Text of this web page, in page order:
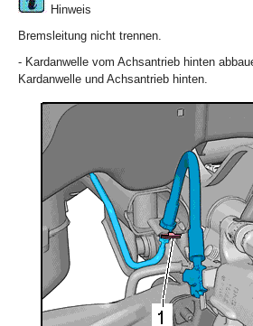
Hinweis
Bremsleitung nicht trennen.
- Kardanwelle vom Achsantrieb hinten
Kardanwelle und Achsantrieb hinten.